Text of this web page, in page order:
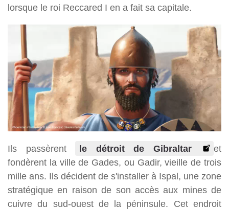
lorsque le roi Reccared I en a fait sa capitale.
Ils passèrent le détroit de Gibraltar
et
fondèrent la ville de Gades, ou Gadir, vieille de trois
mille ans. Ils décident de s'installer à Ispal, une zone
stratégique en raison de son accès aux mines de
cuivre du sud-ouest de la péninsule. Cet endroit